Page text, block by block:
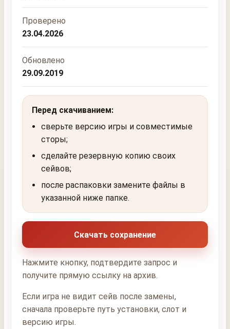
Проверено
23.04.2026
Обновлено
29.09.2019
Перед скачиванием:
сверьте версию игры и совместимые
сторы;
сделайте резервную копию своих
сейвов;
после распаковки замените файлы в
указанной ниже папке.
Скачать сохранение
Нажмите кнопку, подтвердите запрос и
получите прямую ссылку на архив.
Если игра не видит сейв после замены,
сначала проверьте путь установки, слот и
версию игры.